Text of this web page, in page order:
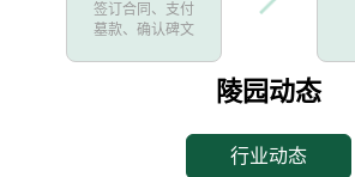
签订合同、支付
墓款、确认碑文
陵园动态
行业动态